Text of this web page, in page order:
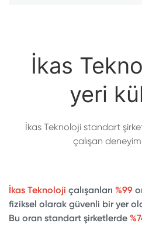
İkas
yeri
İkas Teknoloji standart
çalışan
İkas Teknoloji çalışanları %99
fiziksel olarak güvenli bir yer
Bu oran standart şirketlerde